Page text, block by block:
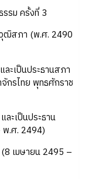
รม ครั้งที่ 3
ฒิสภา (พ.ศ. 2490
ะเป็นประธานสภา
กรไทย พุทธศักราช
ะเป็นประธาน
พ.ศ. 2494)
เมษายน 2495 –